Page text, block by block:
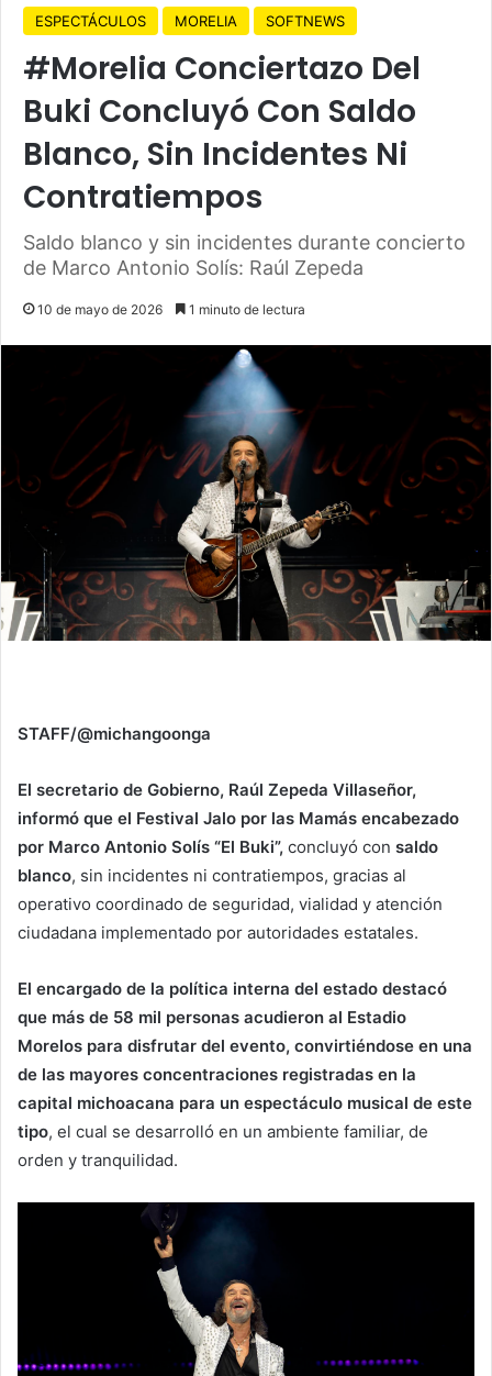
ESPECTÁCULOS MORELIA SOFTNEWS
#Morelia Conciertazo Del
Buki Concluyó Con Saldo
Blanco, Sin Incidentes Ni
Contratiempos
Saldo blanco y sin incidentes durante concierto
de Marco Antonio Solís: Raúl Zepeda
10 de mayo de 2026 1 minuto de lectura
STAFF/@michangoonga
El secretario de Gobierno, Raúl Zepeda Villaseñor,
informó que el Festival Jalo por las Mamás encabezado
por Marco Antonio Solís “El Buki”, concluyó con saldo
blanco, sin incidentes ni contratiempos, gracias al
operativo coordinado de seguridad, vialidad y atención
ciudadana implementado por autoridades estatales.
El encargado de la política interna del estado destacó
que más de 58 mil personas acudieron al Estadio
Morelos para disfrutar del evento, convirtiéndose en una
de las mayores concentraciones registradas en la
capital michoacana para un espectáculo musical de este
tipo, el cual se desarrolló en un ambiente familiar, de
orden y tranquilidad.